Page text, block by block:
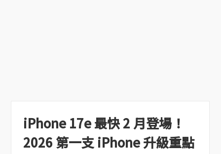
iPhone 17e 最快 2 月登場！
2026 第一支 iPhone 升級重點